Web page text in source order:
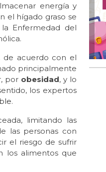
energía y
el hígado graso se
Enfermedad del
de acuerdo con el
principalmente
por obesidad, y lo
los expertos
.
limitando las
las personas con
el riesgo de sufrir
los alimentos que
a